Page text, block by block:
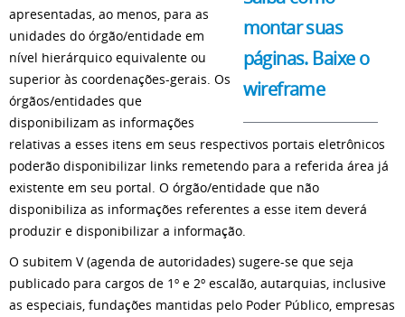
montar suas
páginas. Baixe o
wireframe
apresentadas, ao menos, para as
unidades do órgão/entidade em
nível hierárquico equivalente ou
superior às coordenações-gerais. Os
órgãos/entidades que
disponibilizam as informações
relativas a esses itens em seus respectivos portais eletrônicos
poderão disponibilizar links remetendo para a referida área já
existente em seu portal. O órgão/entidade que não
disponibiliza as informações referentes a esse item deverá
produzir e disponibilizar a informação.
O subitem V (agenda de autoridades) sugere-se que seja
publicado para cargos de 1º e 2º escalão, autarquias, inclusive
as especiais, fundações mantidas pelo Poder Público, empresas